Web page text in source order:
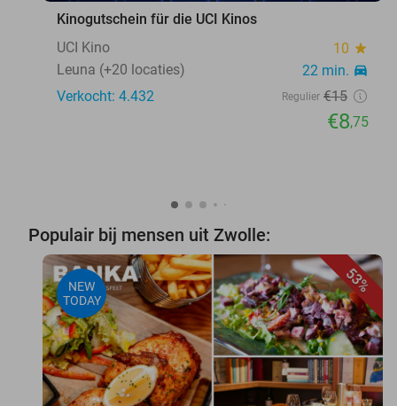
Kinogutschein für die UCI Kinos
UCI Kino
10 star
Leuna (+20 locaties) 22 min. directions_car
Verkocht: 4.432 Regulier €15
€8,75
Populair bij mensen uit Zwolle:
53%
NEW
TODAY